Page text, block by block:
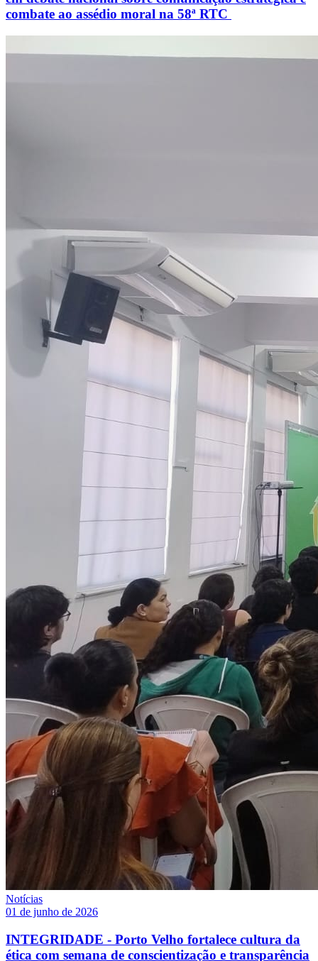
combate ao assédio moral na 58ª RTC
Notícias
01 de junho de 2026
INTEGRIDADE - Porto Velho fortalece cultura da
ética com semana de conscientização e transparência